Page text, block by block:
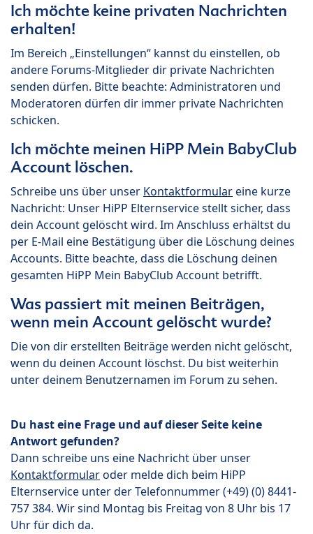
Ich möchte keine privaten Nachrichten
erhalten!
Im Bereich „Einstellungen“ kannst du einstellen, ob
andere Forums-Mitglieder dir private Nachrichten
senden dürfen. Bitte beachte: Administratoren und
Moderatoren dürfen dir immer private Nachrichten
schicken.
Ich möchte meinen HiPP Mein BabyClub
Account löschen.
Schreibe uns über unser Kontaktformulareine kurze
Nachricht: Unser HiPP Elternservice stellt sicher, dass
dein Account gelöscht wird. Im Anschluss erhältst du
per E-Mail eine Bestätigung über die Löschung deines
Accounts. Bitte beachte, dass die Löschung deinen
gesamten HiPP Mein BabyClub Account betrifft.
Was passiert mit meinen Beiträgen,
wenn mein Account gelöscht wurde?
Die von dir erstellten Beiträge werden nicht gelöscht,
wenn du deinen Account löschst. Du bist weiterhin
unter deinem Benutzernamen im Forum zu sehen.
Du hast eine Frage und auf dieser Seite keine
Antwort gefunden?
Dann schreibe uns eine Nachricht über unser
Kontaktformularoder melde dich beim HiPP
Elternservice unter der Telefonnummer (+49) (0) 8441-
757 384. Wir sind Montag bis Freitag von 8 Uhr bis 17
Uhr für dich da.